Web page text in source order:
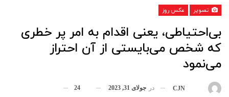
تصویر عکس روز
بی‌احتیاطی، یعنی اقدام به امر پر خطری
که شخص می‌بایستی از آن احتراز
می‌نمود
CJN در جولای 31, 2023 24